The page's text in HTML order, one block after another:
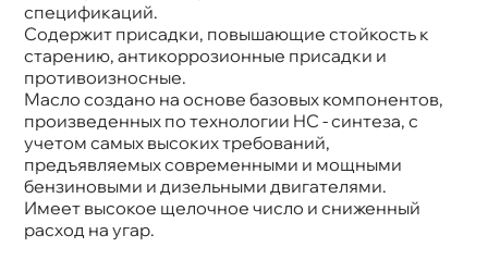
спецификаций.
Содержит присадки, повышающие стойкость к
старению, антикоррозионные присадки и
противоизносные.
Масло создано на основе базовых компонентов,
произведенных по технологии HC - синтеза, с
учетом самых высоких требований,
предъявляемых современными и мощными
ензиновыми и дизельными двигателями.
Имеет высокое щелочное число и сниженный
расход на угар.